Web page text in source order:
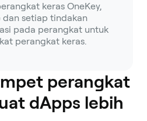
keras OneKey,
setiap tindakan
pada perangkat untuk
perangkat keras.
perangkat
dApps lebih